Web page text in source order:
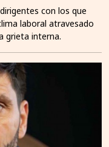
con los que
laboral atravesado
grieta interna.